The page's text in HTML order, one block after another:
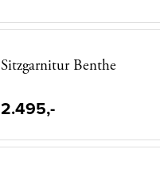
Sitzgarnitur Benthe
2.495,-